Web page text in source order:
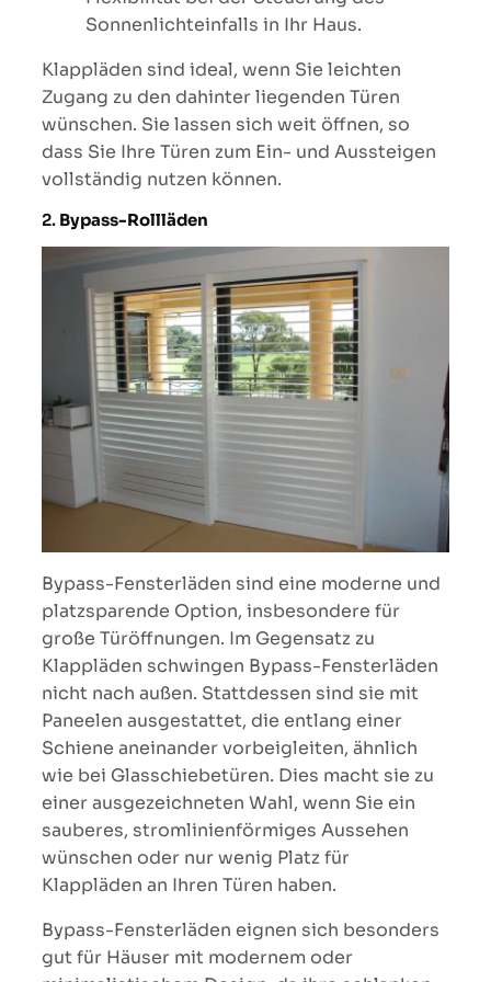
Sonnenlichteinfalls in Ihr Haus.
Klappläden sind ideal, wenn Sie leichten
Zugang zu den dahinter liegenden Türen
wünschen. Sie lassen sich weit öffnen, so
dass Sie Ihre Türen zum Ein- und Aussteigen
vollständig nutzen können.
2. Bypass-Rollläden
Bypass-Fensterläden sind eine moderne und
platzsparende Option, insbesondere für
große Türöffnungen. Im Gegensatz zu
Klappläden schwingen Bypass-Fensterläden
nicht nach außen. Stattdessen sind sie mit
Paneelen ausgestattet, die entlang einer
Schiene aneinander vorbeigleiten, ähnlich
wie bei Glasschiebetüren. Dies macht sie zu
einer ausgezeichneten Wahl, wenn Sie ein
sauberes, stromlinienförmiges Aussehen
wünschen oder nur wenig Platz für
Klappläden an Ihren Türen haben.
Bypass-Fensterläden eignen sich besonders
gut für Häuser mit modernem oder